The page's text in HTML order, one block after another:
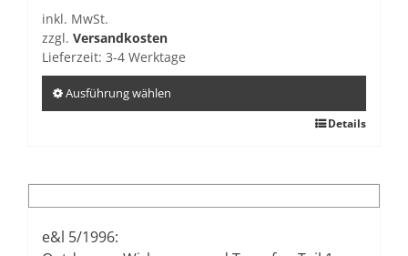
der
Produktseite
werden
inkl. MwSt.
zzgl. Versandkosten
Lieferzeit: 3-4 Werktage
Ausführung wählen
mehrere
Varianten
auf.
Details
e&l 5/1996: